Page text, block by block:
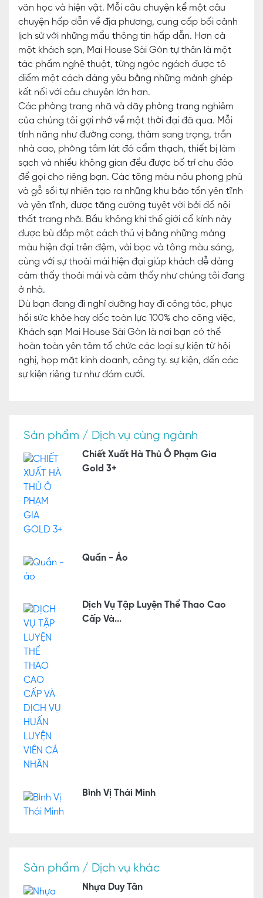
văn học và hiện vật. Mỗi câu chuyện kể một câu
chuyện hấp dẫn về địa phương, cung cấp bối cảnh
lịch sử với những mẩu thông tin hấp dẫn. Hơn cả
một khách sạn, Mai House Sài Gòn tự thân là một
tác phẩm nghệ thuật, từng ngóc ngách được tô
điểm một cách đáng yêu bằng những mảnh ghép
kết nối với câu chuyện lớn hơn.
Các phòng trang nhã và dãy phòng trang nghiêm
của chúng tôi gợi nhớ về một thời đại đã qua. Mỗi
tính năng như đường cong, thảm sang trọng, trần
nhà cao, phòng tắm lát đá cẩm thạch, thiết bị làm
sạch và nhiều không gian đều được bố trí chu đáo
để gọi cho riêng bạn. Các tông màu nâu phong phú
và gỗ sồi tự nhiên tạo ra những khu bảo tồn yên tĩnh
và yên tĩnh, được tăng cường tuyệt vời bởi đồ nội
thất trang nhã. Bầu không khí thế giới cổ kính này
được bù đắp một cách thú vị bằng những mảng
màu hiện đại trên đệm, vải bọc và tông màu sáng,
cùng với sự thoải mái hiện đại giúp khách dễ dàng
cảm thấy thoải mái và cảm thấy như chúng tôi đang
ở nhà.
Dù bạn đang đi nghỉ dưỡng hay đi công tác, phục
hồi sức khỏe hay dốc toàn lực 100% cho công việc,
Khách sạn Mai House Sài Gòn là nơi bạn có thể
hoàn toàn yên tâm tổ chức các loại sự kiện từ hội
nghị, họp mặt kinh doanh, công ty. sự kiện, đến các
sự kiện riêng tư như đám cưới.
Sản phẩm / Dịch vụ cùng ngành
Chiết Xuất Hà Thủ Ô Phạm Gia
Gold 3+
Quần - Áo
Dịch Vụ Tập Luyện Thể Thao Cao
Cấp Và...
Bình Vị Thái Minh
Sản phẩm / Dịch vụ khác
Nhựa Duy Tân